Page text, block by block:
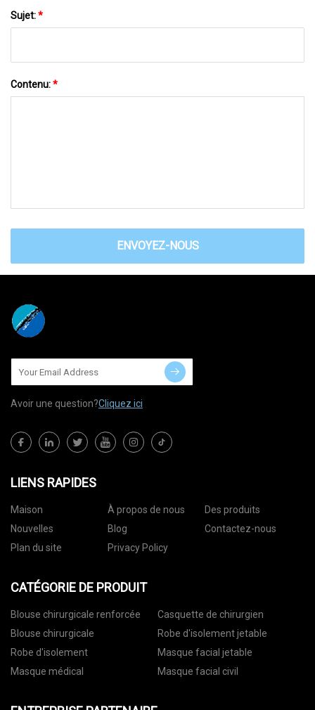
Sujet:*
Contenu:*
ENVOYEZ-NOUS
Avoir une question?Cliquez ici
LIENS RAPIDES
Maison À propos de nous
Des produits
Nouvelles
Blog
Contactez-nous
Plan du site
Privacy Policy
CATÉGORIE DE PRODUIT
Blouse chirurgicale renforcée
Casquette de chirurgien
Blouse chirurgicale
Robe d'isolement jetable
Robe d'isolement
Masque facial jetable
Masque médical
Masque facial civil